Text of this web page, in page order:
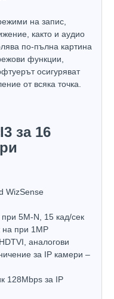
на запис,
както и аудио
по-пълна картина
функции,
осигуряват
от всяка точка.
за 16
WizSense
5M-N, 15 кад/сек
на при 1MP
аналогови
за IP камери –
128Mbps за IP